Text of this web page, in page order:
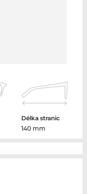
Délka stranic
140 mm